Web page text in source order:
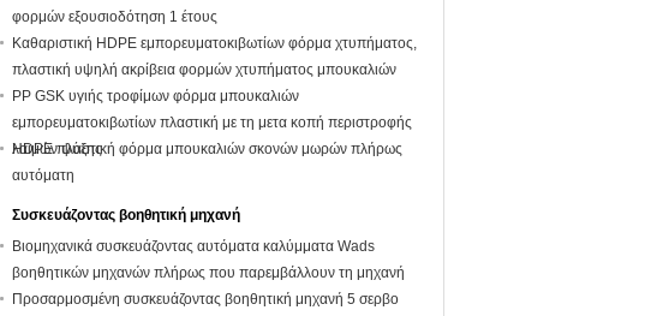
φορμών εξουσιοδότηση 1 έτους
Καθαριστική HDPE εμπορευματοκιβωτίων φόρμα χτυπήματος,
πλαστική υψηλή ακρίβεια φορμών χτυπήματος μπουκαλιών
PP GSK υγιής τροφίμων φόρμα μπουκαλιών
εμπορευματοκιβωτίων πλαστική με τη μετα κοπή περιστροφής
λαιμών ψύξης
HDPE πλαστική φόρμα μπουκαλιών σκονών μωρών πλήρως
αυτόματη
Συσκευάζοντας βοηθητική μηχανή
Βιομηχανικά συσκευάζοντας αυτόματα καλύμματα Wads
βοηθητικών μηχανών πλήρως που παρεμβάλλουν τη μηχανή
Προσαρμοσμένη συσκευάζοντας βοηθητική μηχανή 5 σερβο